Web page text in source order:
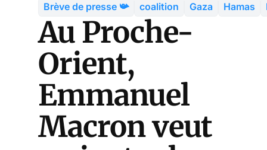
Brève de presse 📯 coalition Gaza Hamas
Au Proche-
Orient,
Emmanuel
Macron veut